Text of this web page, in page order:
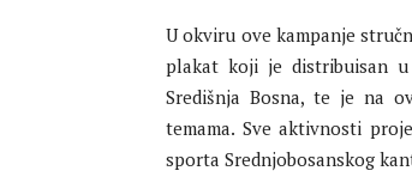
U okviru ove kampanje
plakat koji je distribuisan u
Središnja Bosna, te je na
temama. Sve aktivnosti
sporta Srednjobosanskog